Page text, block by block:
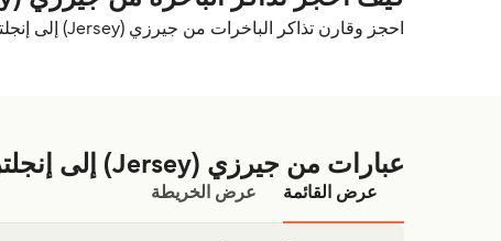
احجز وقارن تذاكر الباخرات من جيرزي (Jersey) إلى إنجلترا، المشغّلين، الجداول الزمنية والأسعار باستخدام Deal Finder.
عبارات من جيرزي (Jersey) إلى إنجلترا
عرض القائمة عرض الخريطة